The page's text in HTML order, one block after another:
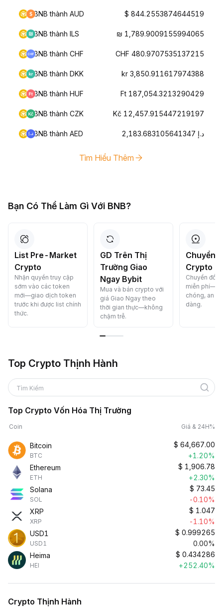
BNB thành AUD $ 844.2553874644519
BNB thành ILS ₪ 1,789.9009155994065
BNB thành CHF CHF 480.9707535137215
BNB thành DKK kr 3,850.911617974388
BNB thành HUF Ft 187,054.3213290429
BNB thành CZK Kč 12,457.915447219197
BNB thành AED د.إ 2,183.683105641347
Tìm Hiểu Thêm
Bạn Có Thể Làm Gì Với BNB?
List Pre-Market
Crypto
Nhận quyền truy cập
sớm vào các token
mới—giao dịch token
trước khi được list chính
thức.
GD Trên Thị
Trường Giao
Ngay Bybit
Mua và bán crypto với
giá Giao Ngay theo
thời gian thực—không
chậm trễ.
Chuyển
Crypto
Chuyển đổi
miễn
chóng, an
dàng.
Top Crypto Thịnh Hành
Tìm Kiếm
Top Crypto Vốn Hóa Thị Trường
Coin Giá & 24H%
Bitcoin
BTC
$ 64,667.00
+1.20%
Ethereum
ETH
$ 1,906.78
+2.30%
Solana
SOL
$ 73.45
-0.10%
XRP
XRP
$ 1.047
-1.10%
USD1
USD1
$ 0.999265
0.00%
Heima
HEI
$ 0.434286
+252.40%
Crypto Thịnh Hành